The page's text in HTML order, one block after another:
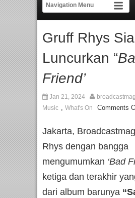
Eksklusif Pemain Sinetron Biarkan
Perpaduan Warisan Dan Semangat
Gruff Rhys
Luncurkan “
Friend’
Jan 21, 2024
Music , What's On Comments
Jakarta,
Rhys dengan bangga
mengumumkan ‘Bad
ketiga dan terakhir
dari album barunya